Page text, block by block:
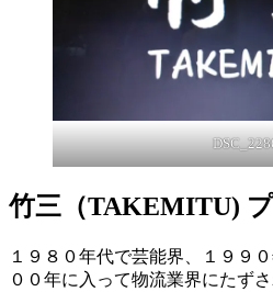
竹三（TAKEMITU)
１９８０年代で芸能界、１９９
００年に入って物流業界にたず